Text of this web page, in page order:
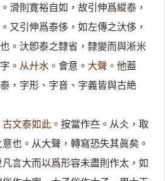
滑則寛裕自如，故引伸爲縱泰，
又引伸爲泰侈，如左傳之汏侈，
。汏卽泰之隸省，隸變而與淅米
。 从廾水。 會意。 大聲。 他葢
，字形、字音、字義皆與古絶
古文泰如此。 按當作夳。从仌，取
也。从大聲，轉寫恐失其眞矣。
言大而以爲形容未盡則作太，如